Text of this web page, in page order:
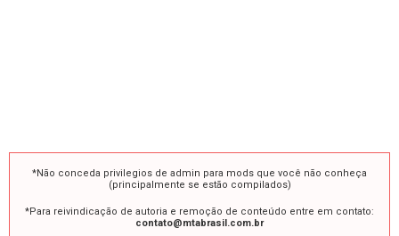
*Não conceda privilegios de admin para mods que você não conheça
(principalmente se estão compilados)
*Para reivindicação de autoria e remoção de conteúdo entre em contato:
contato@mtabrasil.com.br